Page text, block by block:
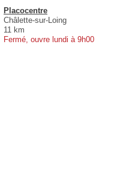
Placocentre
Châlette-sur-Loing
11 km
Fermé, ouvre lundi à 9h00